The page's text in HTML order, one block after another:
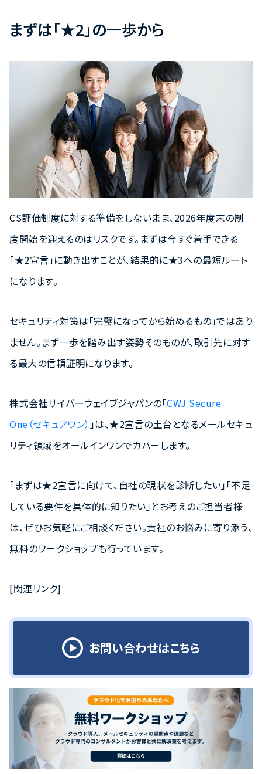
まずは「★2」の一歩から
CS評価制度に対する準備をしないまま、2026年度末の制
度開始を迎えるのはリスクです。まずは今すぐ着手できる
「★2宣言」に動き出すことが、結果的に★3への最短ルート
になります。
セキュリティ対策は「完璧になってから始めるもの」ではあり
ません。まず一歩を踏み出す姿勢そのものが、取引先に対す
る最大の信頼証明になります。
株式会社サイバーウェイブジャパンの「CWJ Secure
One（セキュアワン） 」は、★2宣言の土台となるメールセキュ
リティ領域をオールインワンでカバーします。
「まずは★2宣言に向けて、自社の現状を診断したい」「不足
している要件を具体的に知りたい」とお考えのご担当者様
は、ぜひお気軽にご相談ください。貴社のお悩みに寄り添う、
無料のワークショップも行っています。
[関連リンク]
お問い合わせはこちら